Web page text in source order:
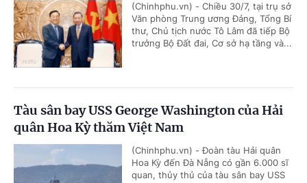
(Chinhphu.vn) - Chiều 30/7, tại trụ sở
Văn phòng Trung ương Đảng, Tổng Bí
thư, Chủ tịch nước Tô Lâm đã tiếp Bộ
trưởng Bộ Đất đai, Cơ sở hạ tầng và...
Tàu sân bay USS George Washington của Hải
quân Hoa Kỳ thăm Việt Nam
(Chinhphu.vn) - Đoàn tàu Hải quân
Hoa Kỳ đến Đà Nẵng có gần 6.000 sĩ
quan, thủy thủ của tàu sân bay USS